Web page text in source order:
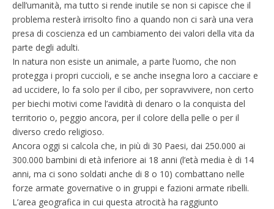
dell’umanità, ma tutto si rende inutile se non si capisce che il
problema resterà irrisolto fino a quando non ci sarà una vera
presa di coscienza ed un cambiamento dei valori della vita da
parte degli adulti.
In natura non esiste un animale, a parte l’uomo, che non
protegga i propri cuccioli, e se anche insegna loro a cacciare e
ad uccidere, lo fa solo per il cibo, per sopravvivere, non certo
per biechi motivi come l’avidità di denaro o la conquista del
territorio o, peggio ancora, per il colore della pelle o per il
diverso credo religioso.
Ancora oggi si calcola che, in più di 30 Paesi, dai 250.000 ai
300.000 bambini di età inferiore ai 18 anni (l’età media è di 14
anni, ma ci sono soldati anche di 8 o 10) combattano nelle
forze armate governative o in gruppi e fazioni armate ribelli.
L’area geografica in cui questa atrocità ha raggiunto